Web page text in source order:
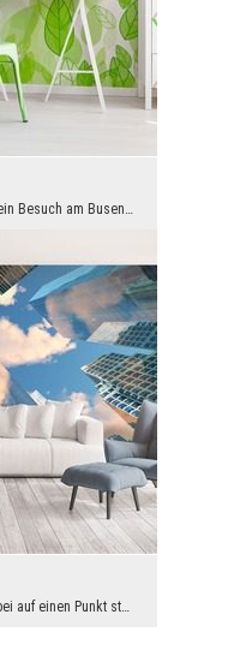
Nichts gibt uns so viel Gluck, wie ein Besuch am Busen der Natur. Eine vollkommene Fototapete mi...
Durch das Leben hetzend und dabei auf einen Punkt starrend kann man viele wunderbare Attraktionen...